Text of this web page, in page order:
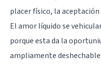
placer físico, la
El amor líquido se
porque esta da la
ampliamente